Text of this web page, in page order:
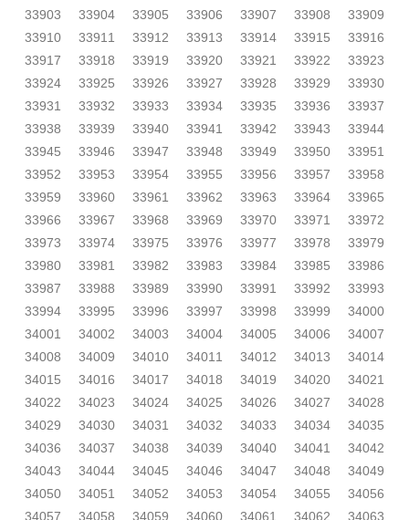
33903
33904 33905 33906 33907 33908
33909
33910
33911 33912 33913 33914 33915
33916
33917
33918 33919 33920 33921 33922
33923
33924
33925 33926 33927 33928 33929
33930
33931
33932 33933 33934 33935 33936
33937
33938
33939 33940 33941 33942 33943
33944
33945
33946 33947 33948 33949 33950
33951
33952
33953 33954 33955 33956 33957
33958
33959
33960 33961 33962 33963 33964
33965
33966
33967 33968 33969 33970 33971
33972
33973
33974 33975 33976 33977 33978
33979
33980
33981 33982 33983 33984 33985
33986
33987
33988 33989 33990 33991 33992
33993
33994
33995 33996 33997 33998 33999
34000
34001
34002 34003 34004 34005 34006
34007
34008
34009 34010 34011 34012 34013
34014
34015
34016 34017 34018 34019 34020
34021
34022
34023 34024 34025 34026 34027
34028
34029
34030 34031 34032 34033 34034
34035
34036
34037 34038 34039 34040 34041
34042
34043
34044 34045 34046 34047 34048
34049
34050
34051 34052 34053 34054 34055
34056
34057
34058 34059 34060 34061 34062
34063